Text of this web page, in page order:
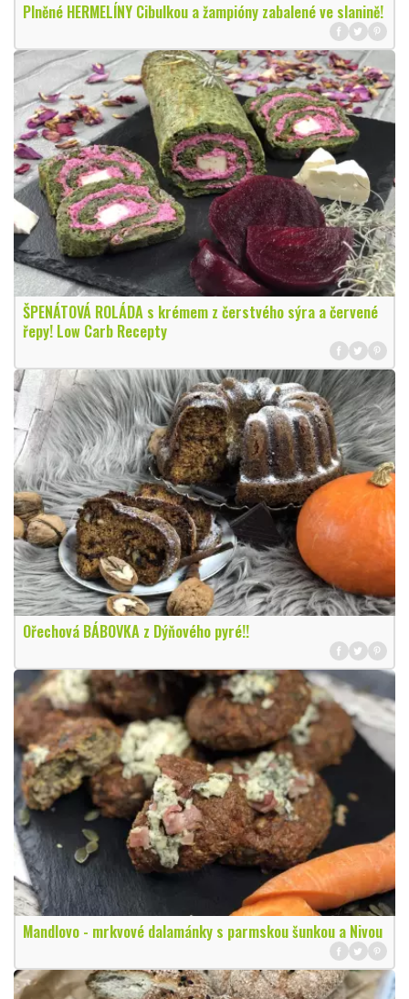
Plněné HERMELÍNY Cibulkou a žampióny zabalené ve slanině!
ŠPENÁTOVÁ ROLÁDA s krémem z čerstvého sýra a červené
řepy! Low Carb Recepty
Ořechová BÁBOVKA z Dýňového pyré!!
Mandlovo - mrkvové dalamánky s parmskou šunkou a Nivou